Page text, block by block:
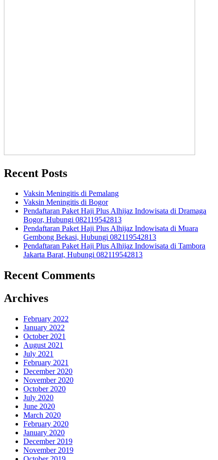
Recent Posts
Vaksin Meningitis di Pemalang
Vaksin Meningitis di Bogor
Pendaftaran Paket Haji Plus Alhijaz Indowisata di Dramaga
Bogor, Hubungi 082119542813
Pendaftaran Paket Haji Plus Alhijaz Indowisata di Muara
Gembong Bekasi, Hubungi 082119542813
Pendaftaran Paket Haji Plus Alhijaz Indowisata di Tambora
Jakarta Barat, Hubungi 082119542813
Recent Comments
Archives
February 2022
January 2022
October 2021
August 2021
July 2021
February 2021
December 2020
November 2020
October 2020
July 2020
June 2020
March 2020
February 2020
January 2020
December 2019
November 2019